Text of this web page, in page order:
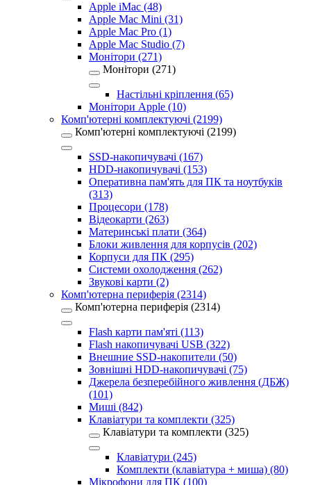
Apple iMac (48)
Apple Mac Mini (31)
Apple Mac Pro (1)
Apple Mac Studio (7)
Монітори (271)
Монітори (271)
Настільні кріплення (65)
Монітори Apple (10)
Комп'ютерні комплектуючі (2199)
Комп'ютерні комплектуючі (2199)
SSD-накопичувачі (167)
HDD-накопичувачі (153)
Оперативна пам'ять для ПК та ноутбуків
(313)
Процесори (178)
Відеокарти (263)
Материнські плати (364)
Блоки живлення для корпусів (202)
Корпуси для ПК (295)
Системи охолодження (262)
Звукові карти (2)
Комп'ютерна периферія (2314)
Комп'ютерна периферія (2314)
Flash карти пам'яті (113)
Flash накопичувачі USB (322)
Внешние SSD-накопители (50)
Зовнішні HDD-накопичувачі (75)
Джерела безперебійного живлення (ДБЖ)
(101)
Миші (842)
Клавіатури та комплекти (325)
Клавіатури та комплекти (325)
Клавіатури (245)
Комплекти (клавіатура + миша) (80)
Мікрофони для ПК (100)